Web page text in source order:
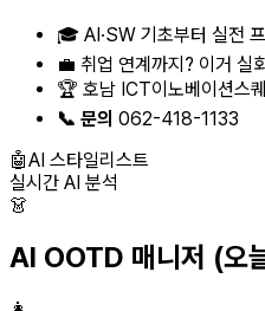
🎓 AI·SW 기초부터 실전
💼 취업 연계까지? 이거 실
🏆 호남 ICT이노베이션스
📞 문의 062-418-1133
🤖AI 스타일리스트
실시간 AI 분석
👗
AI OOTD 매니저 (오